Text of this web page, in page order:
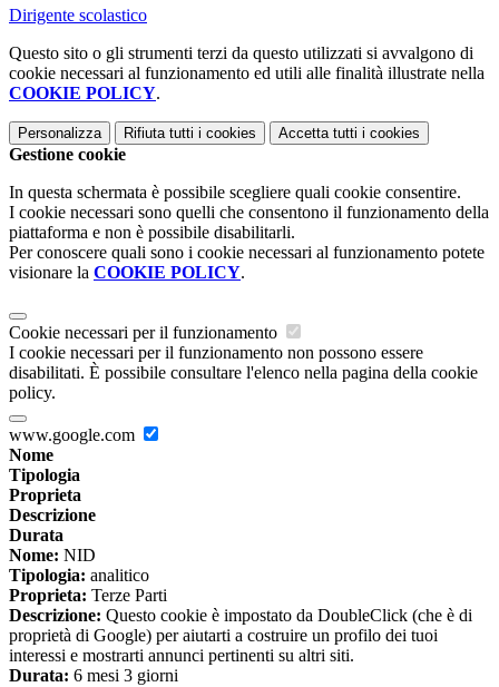
Dirigente scolastico
Questo sito o gli strumenti terzi da questo utilizzati si avvalgono di
cookie necessari al funzionamento ed utili alle finalità illustrate nella
COOKIE POLICY.
Personalizza Rifiuta tutti i cookies Accetta tutti i cookies
Gestione cookie
In questa schermata è possibile scegliere quali cookie consentire.
I cookie necessari sono quelli che consentono il funzionamento della
piattaforma e non è possibile disabilitarli.
Per conoscere quali sono i cookie necessari al funzionamento potete
visionare la COOKIE POLICY.
Cookie necessari per il funzionamento
I cookie necessari per il funzionamento non possono essere
disabilitati. È possibile consultare l'elenco nella pagina della cookie
policy.
www.google.com
Nome
Tipologia
Proprieta
Descrizione
Durata
Nome: NID
Tipologia: analitico
Proprieta: Terze Parti
Descrizione: Questo cookie è impostato da DoubleClick (che è di
proprietà di Google) per aiutarti a costruire un profilo dei tuoi
interessi e mostrarti annunci pertinenti su altri siti.
Durata: 6 mesi 3 giorni